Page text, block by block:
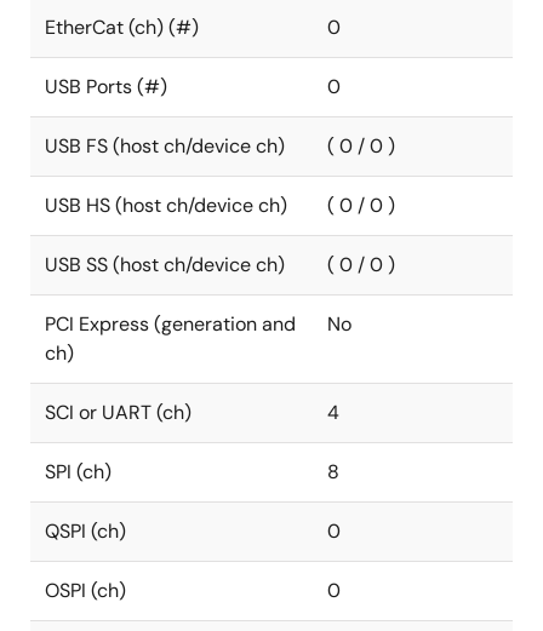
EtherCat (ch) (#) 0
USB Ports (#) 0
USB FS (host ch/device ch) ( 0 / 0 )
USB HS (host ch/device ch) ( 0 / 0 )
USB SS (host ch/device ch) ( 0 / 0 )
PCI Express (generation and
ch)
No
SCI or UART (ch) 4
SPI (ch) 8
QSPI (ch) 0
OSPI (ch) 0